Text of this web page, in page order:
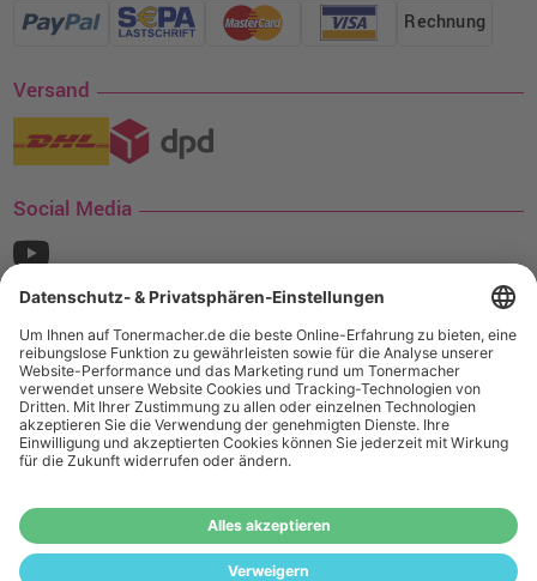
Rechnung
Versand
Social Media
¹ Nur gültig für den Versand innerhalb Deutschlands. Befindet sich ein Warenwert
von mindestens 35€ (inkl. Mwst.) an Ampertec Artikeln in Ihrem Warenkorb, ist der
Versand für Sie kostenfrei.
Das Angebot von tonermacher.de richtet sich